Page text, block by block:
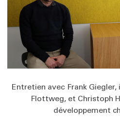
Entretien avec Frank
Flottweg, et Christoph
développement